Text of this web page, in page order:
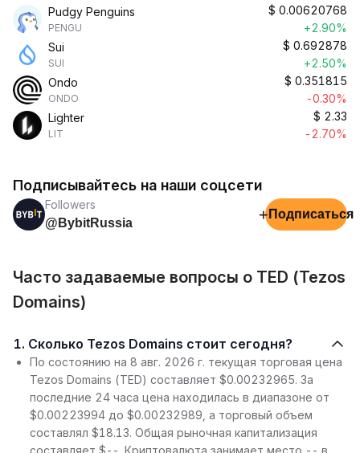
Pudgy Penguins
PENGU
$ 0.00620768
+2.90%
Sui
SUI
$ 0.692878
+2.50%
Ondo
ONDO
$ 0.351815
-0.30%
Lighter
LIT
$ 2.33
-2.70%
Подписывайтесь на наши соцсети
Followers
@BybitRussia
+ Подписаться
Часто задаваемые вопросы о TED (Tezos
Domains)
1. Сколько Tezos Domains стоит сегодня?
По состоянию на 8 авг. 2026 г. текущая торговая цена
Tezos Domains (TED) составляет $0.00232965. За
последние 24 часа цена находилась в диапазоне от
$0.00223994 до $0.00232989, а торговый объем
составлял $18.13. Общая рыночная капитализация
составляет $--. Криптовалюта занимает место -- в